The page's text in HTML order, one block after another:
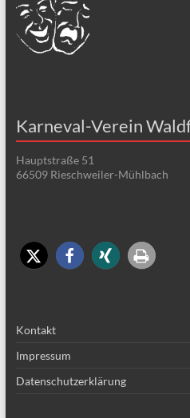
Karneval-Verein
Hauptstraße 51
66509 Rieschweiler-Mühlbach
Kontakt
Impressum
Datenschutzerklärung